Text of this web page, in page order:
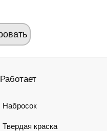
Работает
Набросок
Твердая краска